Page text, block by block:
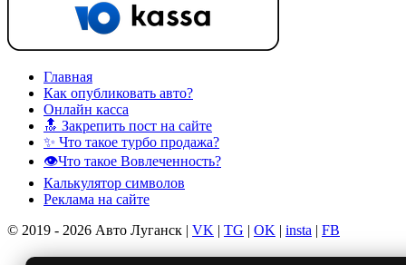
Главная
Как опубликовать авто?
Онлайн касса
🔝 Закрепить пост на сайте
✨ Что такое турбо продажа?
👁️Что такое Вовлеченность?
Калькулятор символов
Реклама на сайте
© 2019 - 2026 Авто Луганск | VK | TG | OK | insta | FB